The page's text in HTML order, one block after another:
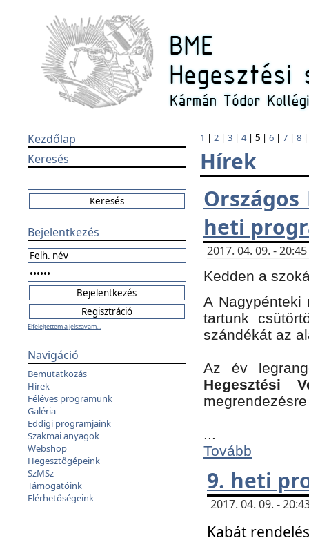
Kezdőlap
Keresés
Bejelentkezés
Elfelejtettem a jelszavam...
Navigáció
Bemutatkozás
Hírek
Féléves programunk
Galéria
Eddigi programjaink
Szakmai anyagok
Webshop
Hegesztőgépeink
SzMSz
Támogatóink
Elérhetőségeink
1 | 2 | 3 | 4| 5 | 6 | 7 | 8
Hírek
Országos
heti
2017. 04. 09. -
Kedden a
A Nagypénteki
tartunk
szándékát az
Az év
Hegesztési
...
Tovább
9. heti
2017. 04. 09. -
Kabát